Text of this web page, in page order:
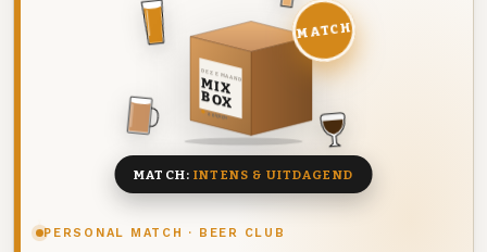
PERSONAL MATCH · BEER CLUB
DEZE MAAND
MIX
BOX
8 BIEREN
MATCH
MATCH:INTENS & UITDAGEND